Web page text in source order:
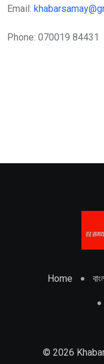
Email:
Phone: 070019 84431
Home
© 2026